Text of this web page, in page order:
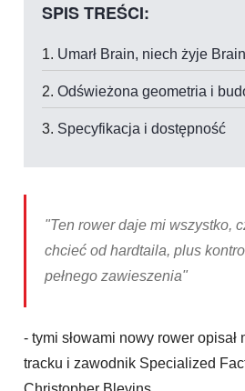
SPIS TREŚCI:
Umarł Brain, niech żyje
Odświeżona geometria i
Specyfikacja i dostępność
"Ten rower daje mi wszystko,
chcieć od hardtaila, plus
pełnego zawieszenia"
- tymi słowami nowy rower
tracku i zawodnik Specialized